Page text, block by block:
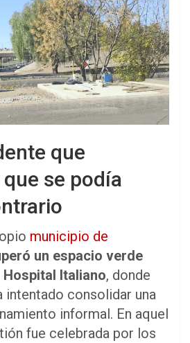
que
se podía
municipio de
un espacio verde
Italiano, donde
intentado consolidar una
informal. En aquel
fue celebrada por los